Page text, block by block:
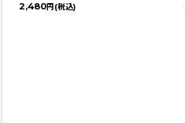
2,480円 (税込)